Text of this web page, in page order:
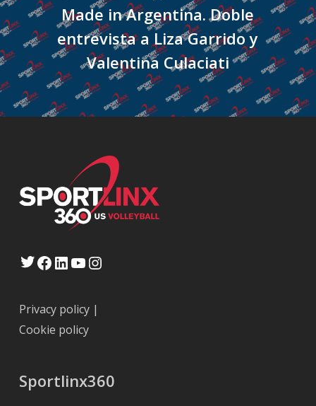
Made in Argentina. Doble
entrevista a Liza Garrido y
Valentina Culaciati
Twitter
Facebook
LinkedIn
YouTube
Privacy policy|
Cookie policy
Sportlinx360